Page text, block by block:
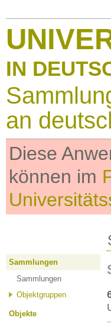
IN
an
Diese
können im
Sammlungen
Sammlungen
Objektgruppen
Objekte